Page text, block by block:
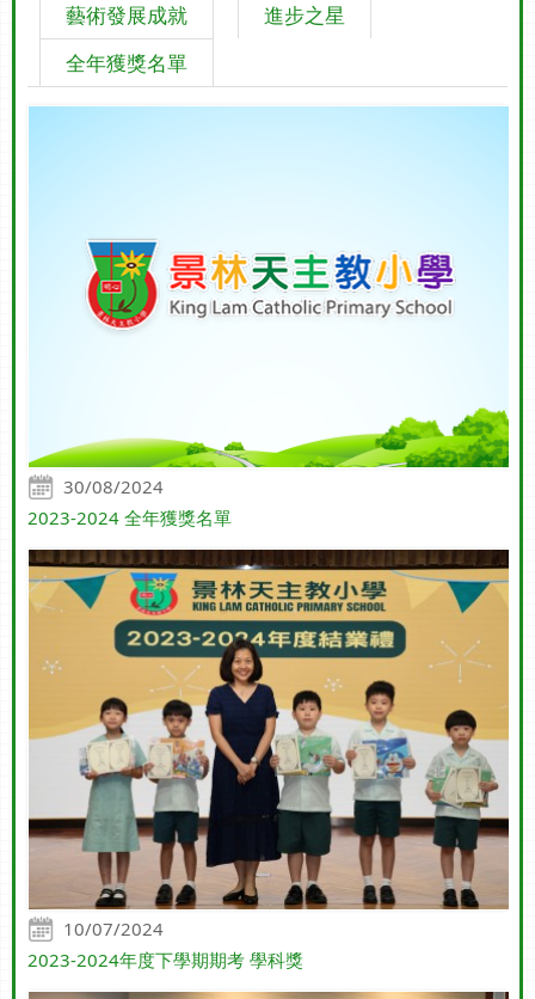
藝術發展成就
進步之星
全年獲獎名單
30/08/2024
2023-2024 全年獲獎名單
10/07/2024
2023-2024年度下學期期考 學科獎